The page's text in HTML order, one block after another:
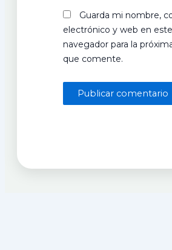
Guarda mi nombre,
electrónico y web en este
navegador para la
que comente.